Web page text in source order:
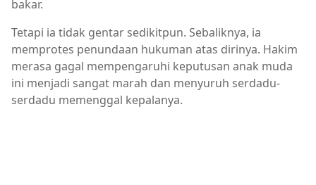
bakar.
Tetapi ia tidak gentar sedikitpun. Sebaliknya, ia
memprotes penundaan hukuman atas dirinya. Hakim
merasa gagal mempengaruhi keputusan anak muda
ini menjadi sangat marah dan menyuruh serdadu-
serdadu memenggal kepalanya.